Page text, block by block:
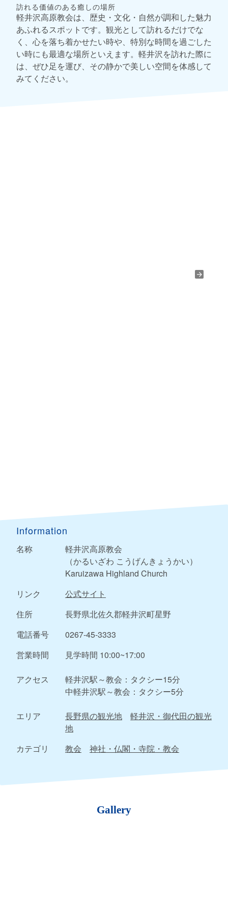
訪れる価値のある癒しの場所
軽井沢高原教会は、歴史・文化・自然が調和した魅力
あふれるスポットです。観光として訪れるだけでな
く、心を落ち着かせたい時や、特別な時間を過ごした
い時にも最適な場所といえます。軽井沢を訪れた際に
は、ぜひ足を運び、その静かで美しい空間を体感して
みてください。
Information
名称
軽井沢高原教会
（かるいざわ こうげんきょうかい）
Karuizawa Highland Church
リンク
公式サイト
住所
長野県北佐久郡軽井沢町星野
電話番号
0267-45-3333
営業時間
見学時間 10:00~17:00
アクセス
軽井沢駅～教会：タクシー15分
中軽井沢駅～教会：タクシー5分
エリア 長野県の観光地
軽井沢・御代田の観光
地
カテゴリ
教会 神社・仏閣・寺院・教会
Gallery